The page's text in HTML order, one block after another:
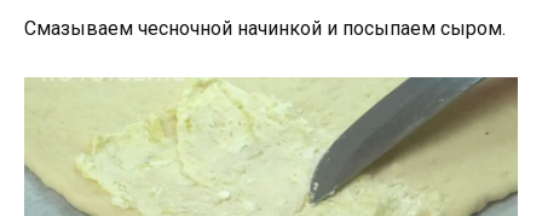
Смазываем чесночной начинкой и посыпаем сыром.